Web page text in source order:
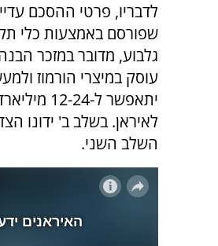
לדבריו, פרטי ההסכם
שפורסם באמצעות כלי
גלבוע, מדובר במזכר
עוסק במיצרי הורמוז
יתאפשר
לאיראן. בשלב ב' ידונו
השלב השני.